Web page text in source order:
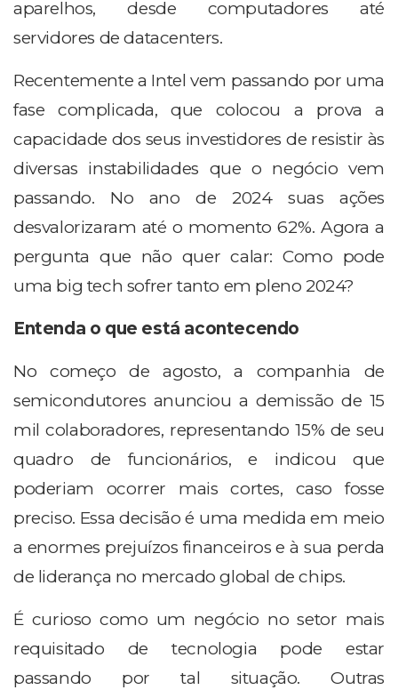
aparelhos, desde computadores até
servidores de datacenters.
Recentemente a Intel vem passando por uma
fase complicada, que colocou a prova a
capacidade dos seus investidores de resistir às
diversas instabilidades que o negócio vem
passando. No ano de 2024 suas ações
desvalorizaram até o momento 62%. Agora a
pergunta que não quer calar: Como pode
uma big tech sofrer tanto em pleno 2024?
Entenda o que está acontecendo
No começo de agosto, a companhia de
semicondutores anunciou a demissão de 15
mil colaboradores, representando 15% de seu
quadro de funcionários, e indicou que
poderiam ocorrer mais cortes, caso fosse
preciso. Essa decisão é uma medida em meio
a enormes prejuízos financeiros e à sua perda
de liderança no mercado global de chips.
É curioso como um negócio no setor mais
requisitado de tecnologia pode estar
passando por tal situação. Outras